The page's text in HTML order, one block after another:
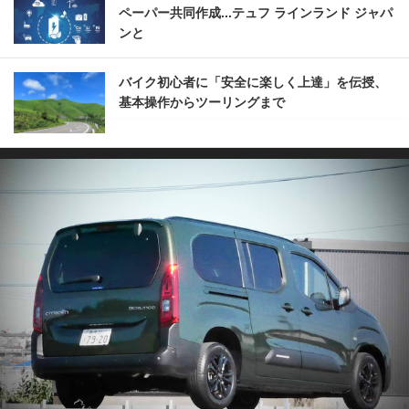
ペーパー共同作成...テュフ ラインランド ジャパ
ンと
バイク初心者に「安全に楽しく上達」を伝授、
基本操作からツーリングまで